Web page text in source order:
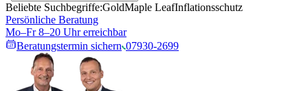
Beliebte Suchbegriffe:GoldMaple LeafInflationsschutz
Persönliche Beratung
Mo–Fr 8–20 Uhr erreichbar
Beratungstermin sichern 07930-2699